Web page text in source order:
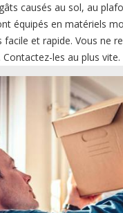
causés au sol, au
équipés en matériels
facile et rapide. Vous ne
les au plus vite.